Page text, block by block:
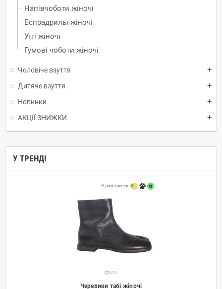
Напівчоботи жіночі
Еспрадрильї жіночі
Уггi жіночі
Гумові чоботи жіночі
Чоловіче взуття add
Дитяче взуття add
Новинки add
АКЦІЇ ЗНИЖКИ add
У ТРЕНДІ
Черевики табі жіночі